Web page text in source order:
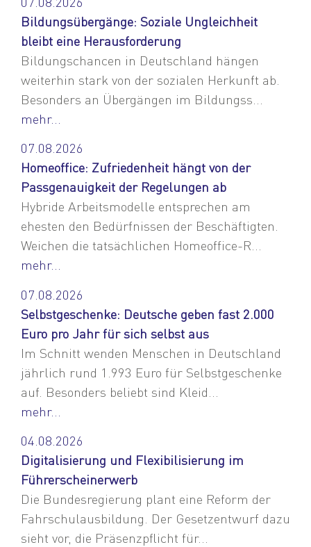
Bildungsübergänge: Soziale Ungleichheit
bleibt eine Herausforderung
Bildungschancen in Deutschland hängen
weiterhin stark von der sozialen Herkunft ab.
Besonders an Übergängen im Bildungss...
mehr...
07.08.2026
Homeoffice: Zufriedenheit hängt von der
Passgenauigkeit der Regelungen ab
Hybride Arbeitsmodelle entsprechen am
ehesten den Bedürfnissen der Beschäftigten.
Weichen die tatsächlichen Homeoffice-R...
mehr...
07.08.2026
Selbstgeschenke: Deutsche geben fast 2.000
Euro pro Jahr für sich selbst aus
Im Schnitt wenden Menschen in Deutschland
jährlich rund 1.993 Euro für Selbstgeschenke
auf. Besonders beliebt sind Kleid...
mehr...
04.08.2026
Digitalisierung und Flexibilisierung im
Führerscheinerwerb
Die Bundesregierung plant eine Reform der
Fahrschulausbildung. Der Gesetzentwurf dazu
sieht vor, die Präsenzpflicht für...